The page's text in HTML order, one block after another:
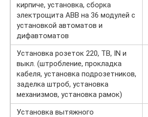
кирпиче, установка, сборка
электрощита АВВ на 36 модулей с
установкой автоматов и
дифавтоматов
Установка розеток 220, ТВ, IN и
выкл. (штробление, прокладка
кабеля, установка подрозетников,
заделка штроб, установка
механизмов, установка рамок)
Установка вытяжного